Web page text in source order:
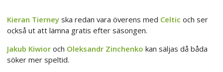
Kieran Tierney ska redan vara överens med Celtic och ser
också ut att lämna gratis efter säsongen.
Jakub Kiwior och Oleksandr Zinchenko kan säljas då båda
söker mer speltid.